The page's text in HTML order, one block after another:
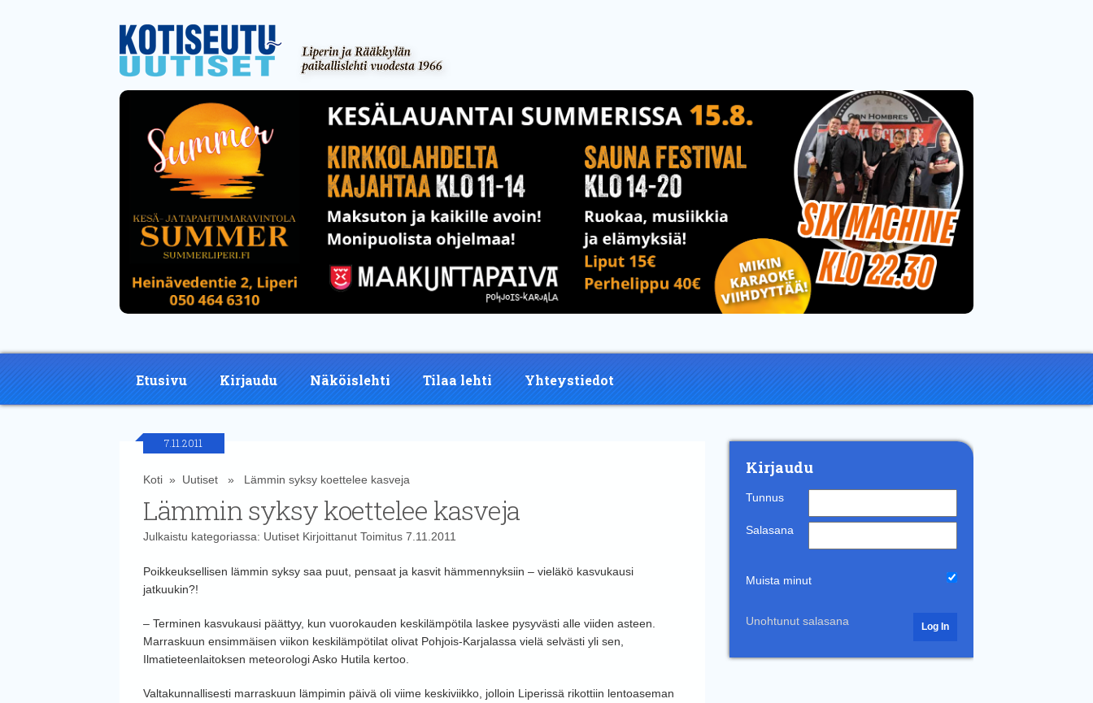
Etusivu Kirjaudu Näköislehti Tilaa lehti Yhteystiedot
7.11.2011
Koti» Uutiset» Lämmin syksy koettelee kasveja
Lämmin syksy koettelee kasveja
Julkaistu kategoriassa: UutisetKirjoittanut Toimitus7.11.2011
Poikkeuksellisen lämmin syksy saa puut, pensaat ja kasvit hämmennyksiin – vieläkö kasvukausi
jatkuukin?!
– Terminen kasvukausi päättyy, kun vuorokauden keskilämpötila laskee pysyvästi alle viiden asteen.
Marraskuun ensimmäisen viikon keskilämpötilat olivat Pohjois-Karjalassa vielä selvästi yli sen,
Ilmatieteenlaitoksen meteorologi Asko Hutila kertoo.
Valtakunnallisesti marraskuun lämpimin päivä oli viime keskiviikko, jolloin Liperissä rikottiin lentoaseman
Kirjaudu
Tunnus
Salasana
Muista minut
Unohtunut salasana